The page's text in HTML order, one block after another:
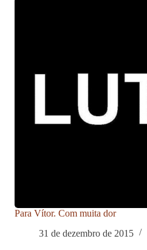
Para Vítor. Com muita dor
31 de dezembro de 2015